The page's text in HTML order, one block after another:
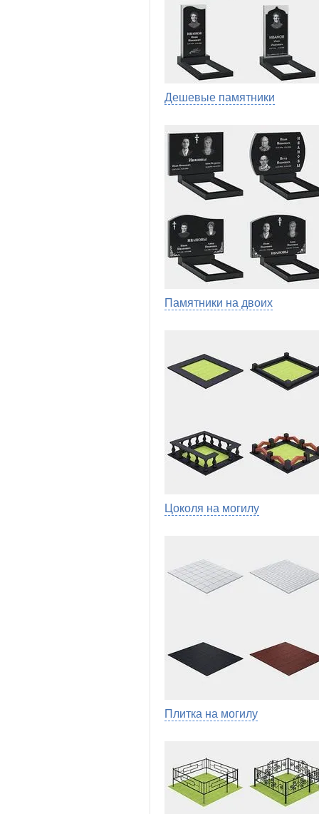
Дешевые памятники
Памятники на двоих
Цоколя на могилу
Плитка на могилу